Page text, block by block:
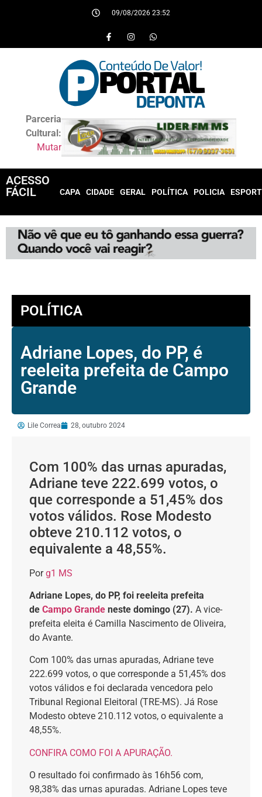
09/08/2026 23:52
Parceria
Cultural:
Mutar
ACESSO
FÁCIL
CAPA CIDADE GERAL POLÍTICA POLICIA
POLÍTICA
Adriane Lopes, do PP, é
reeleita prefeita de Campo
Grande
Lile Correa 28, outubro 2024
Com 100% das urnas apuradas,
Adriane teve 222.699 votos, o
que corresponde a 51,45% dos
votos válidos. Rose Modesto
obteve 210.112 votos, o
equivalente a 48,55%.
Porg1 MS
Adriane Lopes, do PP, foi reeleita prefeita
de Campo Grande neste domingo (27). A vice-
prefeita eleita é Camilla Nascimento de Oliveira,
do Avante.
Com 100% das urnas apuradas, Adriane teve
222.699 votos, o que corresponde a 51,45% dos
votos válidos e foi declarada vencedora pelo
Tribunal Regional Eleitoral (TRE-MS). Já Rose
Modesto obteve 210.112 votos, o equivalente a
48,55%.
CONFIRA COMO FOI A APURAÇÃO.
O resultado foi confirmado às 16h56 com,
98,38% das urnas apuradas. Adriane Lopes teve